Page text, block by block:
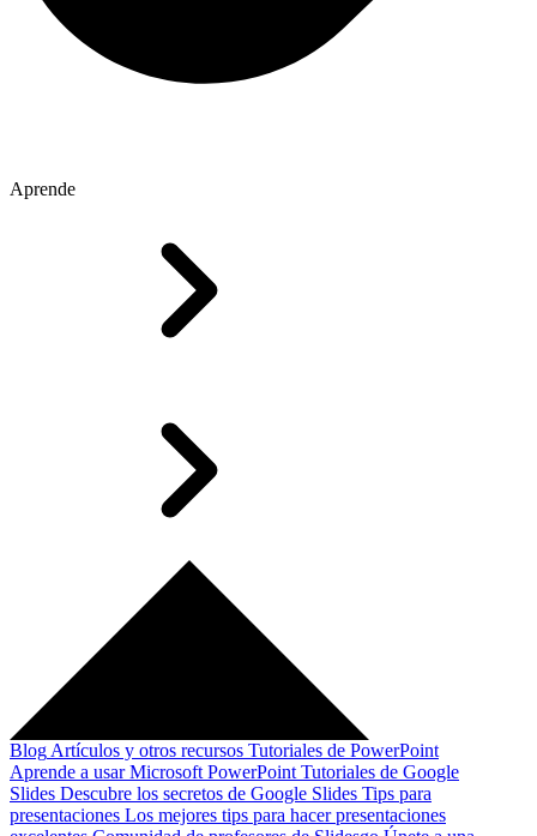
Aprende
Blog Artículos y otros recursos Tutoriales de PowerPoint
Aprende a usar Microsoft PowerPoint Tutoriales de Google
Slides Descubre los secretos de Google Slides Tips para
presentaciones Los mejores tips para hacer presentaciones